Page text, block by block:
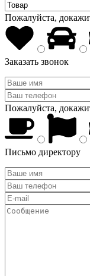
Пожалуйста,
Заказать звонок
Пожалуйста,
Письмо директору